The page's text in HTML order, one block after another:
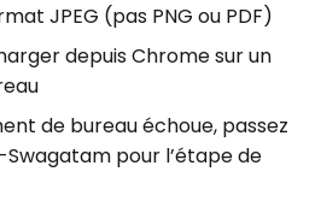
JPEG (pas PNG ou PDF)
depuis Chrome sur un
de bureau échoue, passez
Swagatam pour l’étape de